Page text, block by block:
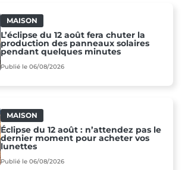
MAISON
L’éclipse du 12 août fera chuter la
production des panneaux solaires
pendant quelques minutes
Publié le 06/08/2026
MAISON
Éclipse du 12 août : n’attendez pas le
dernier moment pour acheter vos
lunettes
Publié le 06/08/2026